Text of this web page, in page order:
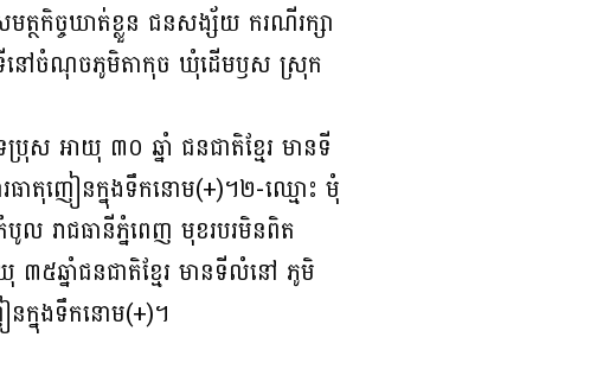
ត្ថកិច្ចឃាត់ខ្លួន ជនសង្ស័យ ករណីរក្សា
ទីនៅចំណុចភូមិតាកុច ឃុំដើមឫស ស្រុក
ស អាយុ ៣០ ឆ្នាំ ជនជាតិខ្មែរ មានទី
ធាតុញៀនក្នុងទឹកនោម(+)។២-ឈ្មោះ មុំ
ល រាជធានីភ្នំពេញ មុខរបរមិនពិត
៥ឆ្នាំជនជាតិខ្មែរ មានទីលំនៅ ភូមិ
នក្នុងទឹកនោម(+)។